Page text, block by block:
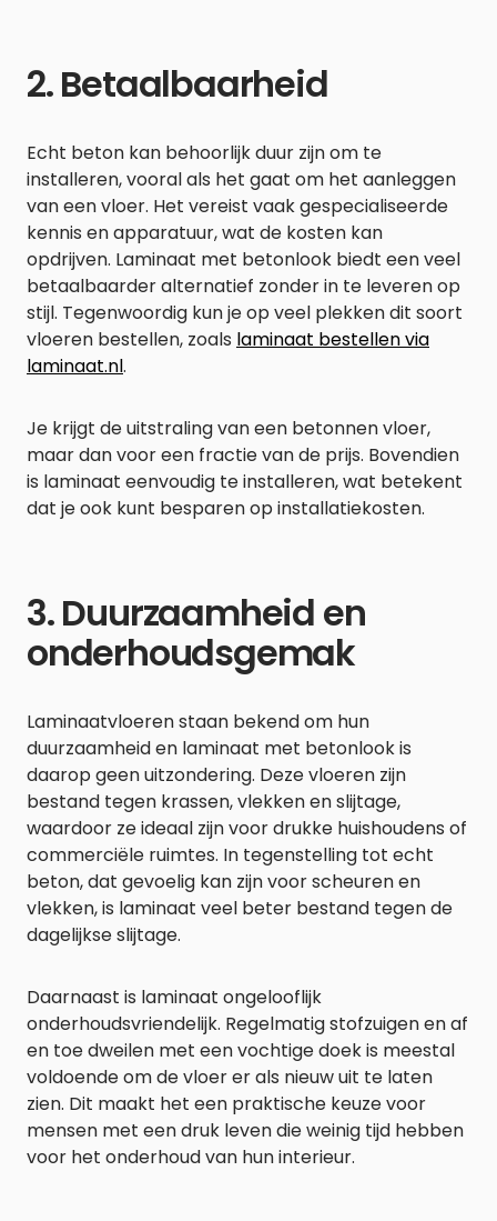
2. Betaalbaarheid
Echt beton kan behoorlijk duur zijn om te
installeren, vooral als het gaat om het aanleggen
van een vloer. Het vereist vaak gespecialiseerde
kennis en apparatuur, wat de kosten kan
opdrijven. Laminaat met betonlook biedt een veel
betaalbaarder alternatief zonder in te leveren op
stijl. Tegenwoordig kun je op veel plekken dit soort
vloeren bestellen, zoals laminaat bestellen via
laminaat.nl.
Je krijgt de uitstraling van een betonnen vloer,
maar dan voor een fractie van de prijs. Bovendien
is laminaat eenvoudig te installeren, wat betekent
dat je ook kunt besparen op installatiekosten.
3. Duurzaamheid en
onderhoudsgemak
Laminaatvloeren staan bekend om hun
duurzaamheid en laminaat met betonlook is
daarop geen uitzondering. Deze vloeren zijn
bestand tegen krassen, vlekken en slijtage,
waardoor ze ideaal zijn voor drukke huishoudens of
commerciële ruimtes. In tegenstelling tot echt
beton, dat gevoelig kan zijn voor scheuren en
vlekken, is laminaat veel beter bestand tegen de
dagelijkse slijtage.
Daarnaast is laminaat ongelooflijk
onderhoudsvriendelijk. Regelmatig stofzuigen en af
en toe dweilen met een vochtige doek is meestal
voldoende om de vloer er als nieuw uit te laten
zien. Dit maakt het een praktische keuze voor
mensen met een druk leven die weinig tijd hebben
voor het onderhoud van hun interieur.